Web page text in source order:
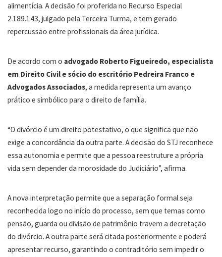
alimentícia. A decisão foi proferida no Recurso Especial
2.189.143, julgado pela Terceira Turma, e tem gerado
repercussão entre profissionais da área jurídica.
De acordo com o advogado Roberto Figueiredo, especialista
em Direito Civile sócio do escritório Pedreira Franco e
Advogados Associados, a medida representa um avanço
prático e simbólico para o direito de família.
“O divórcio é um direito potestativo, o que significa que não
exige a concordância da outra parte. A decisão do STJ reconhece
essa autonomia e permite que a pessoa reestruture a própria
vida sem depender da morosidade do Judiciário”, afirma.
A nova interpretação permite que a separação formal seja
reconhecida logo no início do processo, sem que temas como
pensão, guarda ou divisão de patrimônio travem a decretação
do divórcio. A outra parte será citada posteriormente e poderá
apresentar recurso, garantindo o contraditório sem impedir o